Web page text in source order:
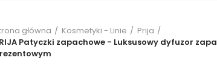
główna Kosmetyki - Linie
Prija
Patyczki zapachowe - Luksusowy dyfuzor